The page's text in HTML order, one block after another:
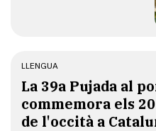
LLENGUA
​La 39a Pujada al
commemora els
de l'occità a